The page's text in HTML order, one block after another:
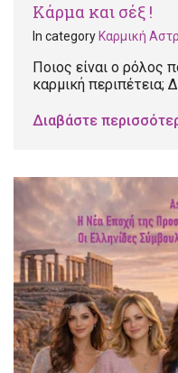
Κάρμα και σέξ !
In category Καρμική
Ποιος είναι ο ρόλος
καρμική περιπέτεια;
Διαβάστε